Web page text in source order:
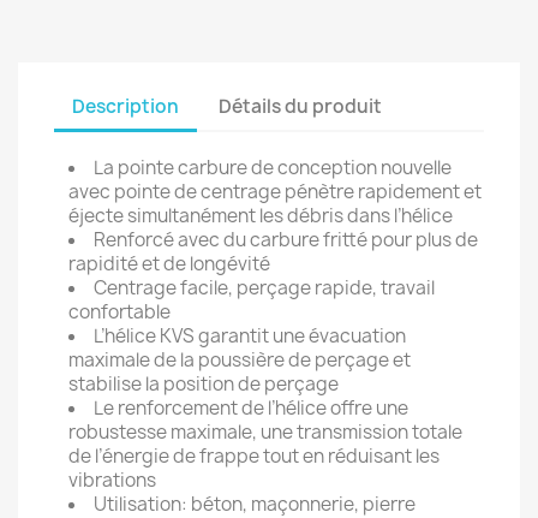
Description Détails du produit
La pointe carbure de conception nouvelle
avec pointe de centrage pénètre rapidement et
éjecte simultanément les débris dans l’hélice
Renforcé avec du carbure fritté pour plus de
rapidité et de longévité
Centrage facile, perçage rapide, travail
confortable
L’hélice KVS garantit une évacuation
maximale de la poussière de perçage et
stabilise la position de perçage
Le renforcement de l’hélice offre une
robustesse maximale, une transmission totale
de l’énergie de frappe tout en réduisant les
vibrations
Utilisation: béton, maçonnerie, pierre